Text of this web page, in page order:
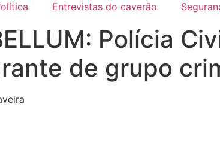
Entrevistas do caverão
Polícia
de grupo